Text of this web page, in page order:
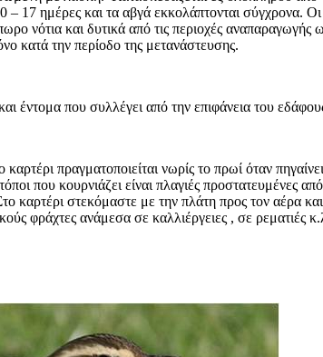
17 ημέρες και τα αβγά εκκολάπτονται σύγχρονα. Οι
νότια και δυτικά από τις περιοχές
κατά την περίοδο της μετανάστευσης.
έντομα που συλλέγει από την επιφάνεια του
πραγματοποιείται νωρίς το πρωί όταν
που κουρνιάζει είναι πλαγιές
καρτέρι στεκόμαστε με την πλάτη προς τον αέρα
φράχτες ανάμεσα σε καλλιέργειες , σε